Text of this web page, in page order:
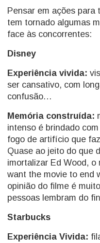
Pensar em ações para
tem tornado algumas
face às concorrentes:
Disney
Experiência vivida:
ser cansativo, com
confusão…
Memória construída:
intenso é brindado
fogo de artifício que
Quase ao jeito do que
imortalizar Ed Wood, o
want the movie to end
opinião do filme é
pessoas lembram do
Starbucks
Experiência Vivida: